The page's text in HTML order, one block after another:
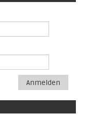
Anmelden